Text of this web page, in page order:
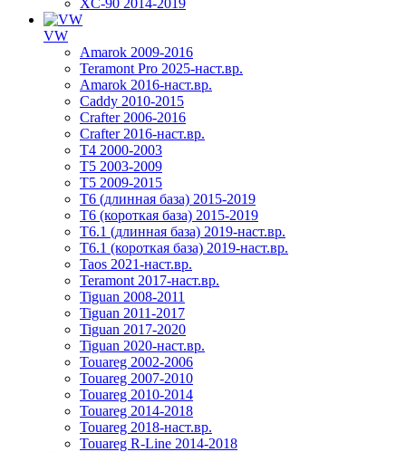
VW
Amarok 2009-2016
Teramont Pro 2025-наст.вр.
Amarok 2016-наст.вр.
Caddy 2010-2015
Crafter 2006-2016
Crafter 2016-наст.вр.
T4 2000-2003
T5 2003-2009
T5 2009-2015
T6 (длинная база) 2015-2019
Т6 (короткая база) 2015-2019
T6.1 (длинная база) 2019-наст.вр.
T6.1 (короткая база) 2019-наст.вр.
Taos 2021-наст.вр.
Teramont 2017-наст.вр.
Tiguan 2008-2011
Tiguan 2011-2017
Tiguan 2017-2020
Tiguan 2020-наст.вр.
Touareg 2002-2006
Touareg 2007-2010
Touareg 2010-2014
Touareg 2014-2018
Touareg 2018-наст.вр.
Touareg R-Line 2014-2018